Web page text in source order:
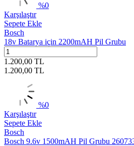
%0
Karşılaştır
Sepete Ekle
Bosch
18v Batarya için 2200mAH Pil Grubu
1.200,00 TL
1.200,00 TL
%0
Karşılaştır
Sepete Ekle
Bosch
Bosch 9.6v 1500mAH Pil Grubu